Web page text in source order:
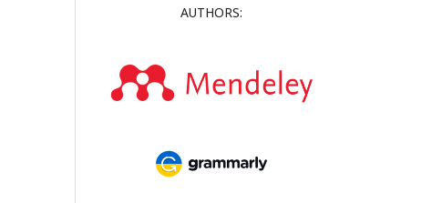
AUTHORS: